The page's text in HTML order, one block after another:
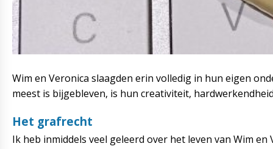
Wim en Veronica slaagden erin volledig in hun eigen
meest is bijgebleven, is hun creativiteit,
Het grafrecht
Ik heb inmiddels veel geleerd over het leven van Wim